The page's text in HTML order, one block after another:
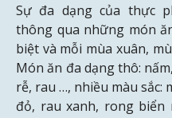
Sự đa dạng của thực
thông qua những món
biệt và mỗi mùa xuân,
Món ăn đa dạng thô:
rễ, rau …, nhiều màu sắc:
đỏ, rau xanh, rong biển